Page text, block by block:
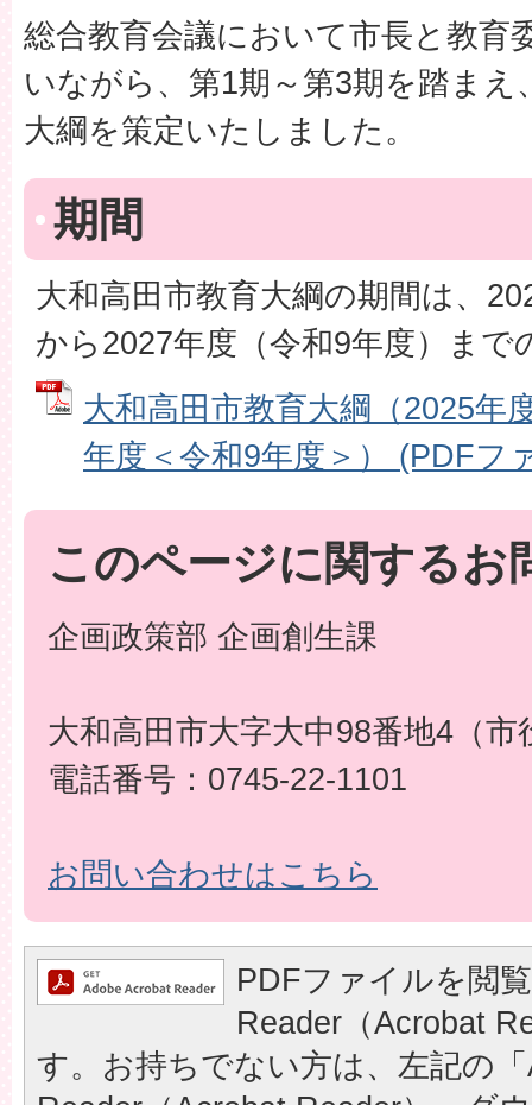
総合教育会議において市長と教育
いながら、第1期～第3期を踏まえ
大綱を策定いたしました。
期間
大和高田市教育大綱の期間は、
から2027年度（令和9年度）まで
大和高田市教育大綱（2025年
年度＜令和9年度＞） (PDFフ
このページに関するお
企画政策部 企画創生課
大和高田市大字大中98番地4（市
電話番号：0745-22-1101
お問い合わせはこちら
PDFファイルを閲
Reader（Acrobat
す。お持ちでない方は、左記の